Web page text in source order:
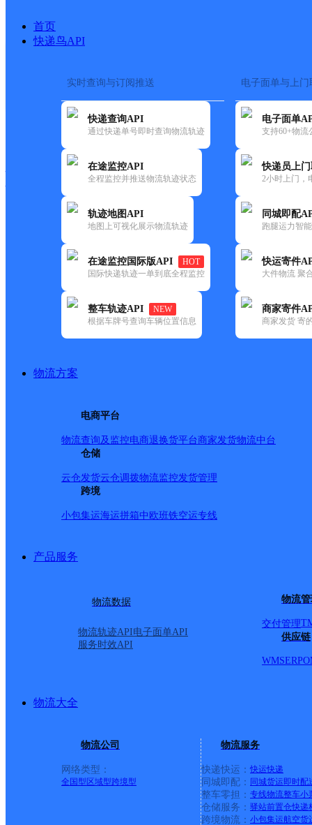
首页
快递鸟API
实时查询与订阅推送
快递查询API
通过快递单号即时查询物流轨迹
在途监控API
全程监控并推送物流轨迹状态
轨迹地图API
地图上可视化展示物流轨迹
在途监控国际版API
HOT
国际快递轨迹一单到底全程监控
整车轨迹API
NEW
根据车牌号查询车辆位置信息
电子面单与上门
电子面单
支持60+物流
快递员上
2小时上门，
同城即配
跑腿运力智
快运寄件
大件物流 聚
商家寄件
商家发货 寄
物流方案
电商平台
物流查询及监控电商退换货平台商家发货物流中台
仓储
云仓发货云仓调拨物流监控发货管理
跨境
小包集运海运拼箱中欧班铁空运专线
产品服务
物流数据
物流轨迹API电子面单API
服务时效API
物流
交付管理
供应链
WMSERP
物流大全
物流公司
网络类型：
全国型 区域型跨境型
物流服务
快递快运： 快运快递
同城即配： 同城货运即时配
整车零担： 专线物流整车小
仓储服务： 驿站前置仓快递
跨境物流： 小包集运航空货
快运大全 快递时效
邮政
小新街邮政所
更新时间：2021-12-03 00:00:00
所属快递：邮政国内
所属区域：云南省-昆明市-嵩明县
网点地址：小新街67号
网点负责人：
中国邮政集团有限公司新疆维吾尔自治区叶城县